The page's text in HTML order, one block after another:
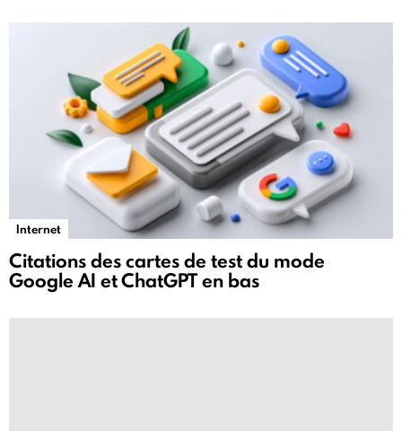
Internet
Citations des cartes de test du mode
Google AI et ChatGPT en bas